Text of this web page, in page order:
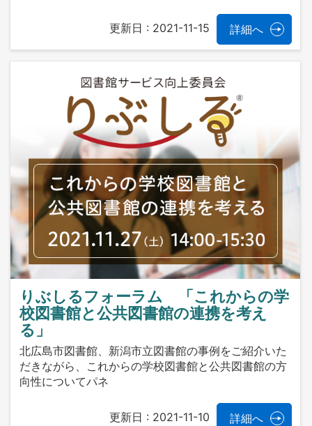
更新日 : 2021-11-15 詳細へ
りぶしるフォーラム 「これからの学
校図書館と公共図書館の連携を考え
る」
北広島市図書館、新潟市立図書館の事例をご紹介いた
だきながら、これからの学校図書館と公共図書館の方
向性についてパネ
更新日 : 2021-11-10 詳細へ